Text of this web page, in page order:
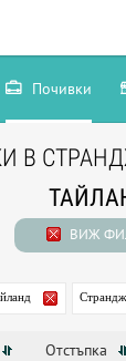
Почивки
В
ВИЖ
Отстъпка